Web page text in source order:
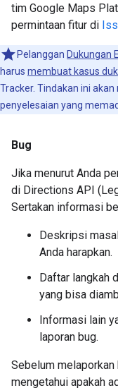
tim Google Maps
permintaan fitur di
Pelanggan Dukungan
harus membuat kasus
Tracker. Tindakan ini
penyelesaian yang
Bug
Jika menurut Anda
di Directions API
Sertakan informasi
Deskripsi
Anda harapkan.
Daftar langkah
yang bisa
Informasi lain
laporan bug.
Sebelum
mengetahui apakah